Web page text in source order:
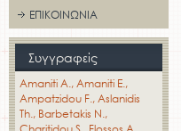
ΕΠΙΚΟΙΝΩΝΊΑ
Συγγραφείς
Amaniti A. Amaniti E.
Ampatzidou F. Aslanidis
Th. Barbetakis N.